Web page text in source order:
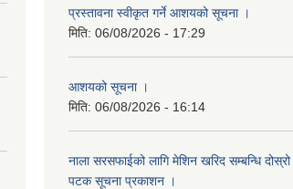
प्रस्तावना स्वीकृत गर्ने आशयको सूचना ।
मिति: 06/08/2026 - 17:29
आशयको सूचना ।
मिति: 06/08/2026 - 16:14
नाला सरसफाईको लागि मेशिन खरिद सम्बन्धि दोस्रो
पटक सूचना प्रकाशन ।